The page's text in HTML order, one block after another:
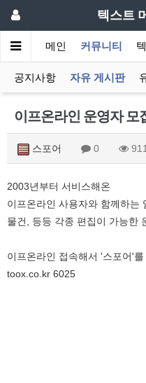
텍스트
메인 커뮤니티
공지사항 자유 게시판
이프온라인 운영자 모
스포어 0
2003년부터 서비스해온
이프온라인 사용자와 함께하는
물건, 등등 각종 편집이 가능한
이프온라인 접속해서 '스포어'를
toox.co.kr 6025